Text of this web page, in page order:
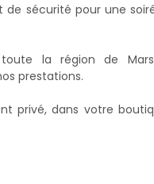
de sécurité pour une
la région de
prestations.
privé, dans votre